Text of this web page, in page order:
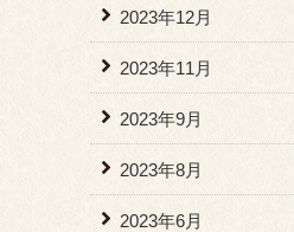
2023年12月
2023年11月
2023年9月
2023年8月
2023年6月